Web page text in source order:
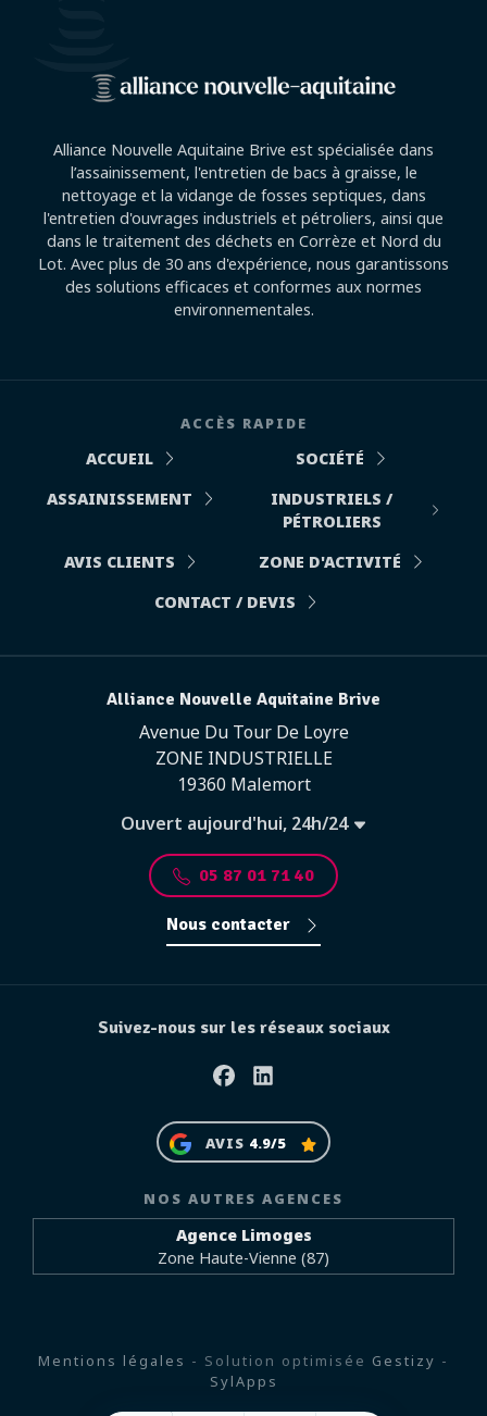
Alliance Nouvelle Aquitaine Brive est spécialisée dans
l’assainissement, l'entretien de bacs à graisse, le
nettoyage et la vidange de fosses septiques, dans
l'entretien d'ouvrages industriels et pétroliers, ainsi que
dans le traitement des déchets en Corrèze et Nord du
Lot. Avec plus de 30 ans d'expérience, nous garantissons
des solutions efficaces et conformes aux normes
environnementales.
ACCÈS RAPIDE
ACCUEIL
SOCIÉTÉ
ASSAINISSEMENT
INDUSTRIELS /
PÉTROLIERS
AVIS CLIENTS
ZONE D'ACTIVITÉ
CONTACT / DEVIS
Alliance Nouvelle Aquitaine Brive
Avenue Du Tour De Loyre
ZONE INDUSTRIELLE
19360 Malemort
Ouvert aujourd'hui, 24h/24
05 87 01 71 40
Nous contacter
Suivez-nous sur les réseaux sociaux
FacebookLinkedin
AVIS 4.9/5
NOS AUTRES AGENCES
Agence Limoges
Zone Haute-Vienne (87)
Mentions légales - Solution optimisée Gestizy -
SylApps